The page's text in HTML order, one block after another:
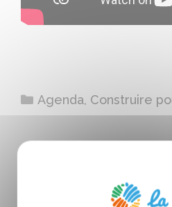
Catégories
Agenda, Construire